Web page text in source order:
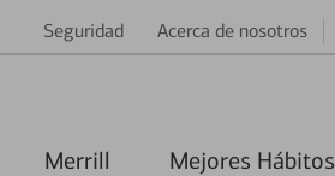
Seguridad Acerca de nosotros
Merrill
Mejores Hábitos